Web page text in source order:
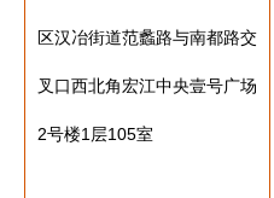
区汉冶街道范蠡路与南都路交
叉口西北角宏江中央壹号广场
2号楼1层105室